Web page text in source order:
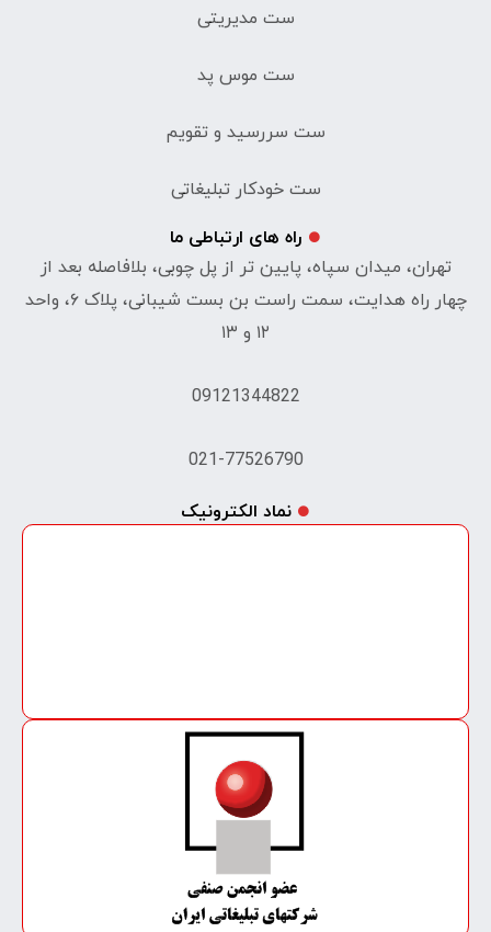
ست مدیریتی
ست موس پد
ست سررسید و تقویم
ست خودکار تبلیغاتی
راه های ارتباطی ما
تهران، میدان سپاه، پایین تر از پل چوبی، بلافاصله بعد از
چهار راه هدایت، سمت راست بن بست شیبانی، پلاک ۶، واحد
۱۲ و ۱۳
09121344822
021-77526790
نماد الکترونیک